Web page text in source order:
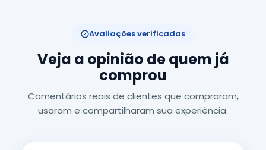
Avaliações verificadas
Veja a opinião de quem já
comprou
Comentários reais de clientes que compraram,
usaram e compartilharam sua experiência.